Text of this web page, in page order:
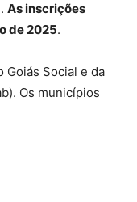
As inscrições
de 2025.
Goiás Social e da
Os municípios